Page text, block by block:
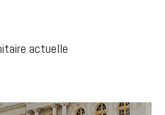
actuelle